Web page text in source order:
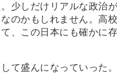
少しだけリアルな政治
のかもしれません。高
、この日本にも確かに
て盛んになっていった